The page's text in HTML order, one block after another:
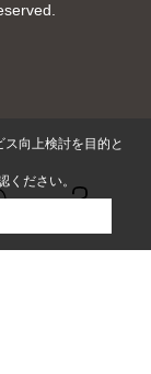
向上検討を目的と
ください。